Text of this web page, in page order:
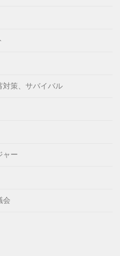
対策、サバイバル
ャー
会